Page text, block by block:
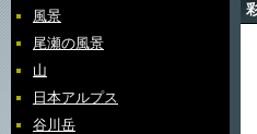
風景
尾瀬の風景
山
日本アルプス
谷川岳